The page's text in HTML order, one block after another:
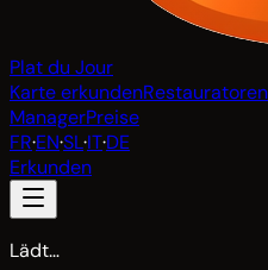
Plat du Jour
Karte erkundenRestauratoren
ManagerPreise
FR·EN·SL·IT·DE
Erkunden
Lädt…